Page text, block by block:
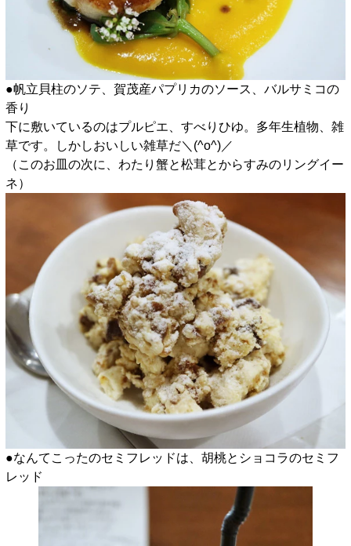
●帆立貝柱のソテ、賀茂産パプリカのソース、バルサミコの
香り
下に敷いているのはプルピエ、すべりひゆ。多年生植物、雑
草です。しかしおいしい雑草だ＼(^o^)／
（このお皿の次に、わたり蟹と松茸とからすみのリングイー
ネ）
●なんてこったのセミフレッドは、胡桃とショコラのセミフ
レッド